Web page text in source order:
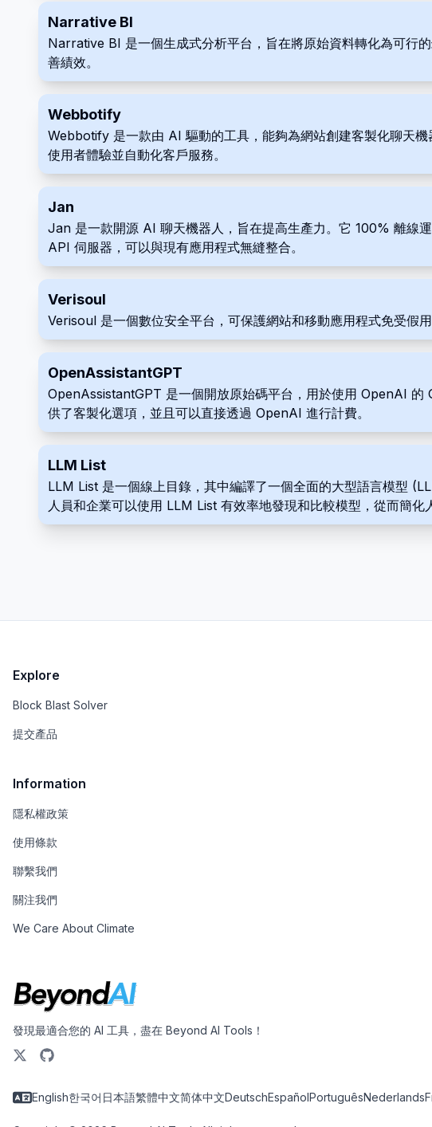
Narrative BI
Narrative BI 是一個生成式分析平台，旨在將原始資料轉化為可行
善績效。
Webbotify
Webbotify 是一款由 AI 驅動的工具，能夠為網站創建客製化聊天
使用者體驗並自動化客戶服務。
Jan
Jan 是一款開源 AI 聊天機器人，旨在提高生產力。它 100% 離線
API 伺服器，可以與現有應用程式無縫整合。
Verisoul
Verisoul 是一個數位安全平台，可保護網站和移動應用程式免受假
OpenAssistantGPT
OpenAssistantGPT 是一個開放原始碼平台，用於使用 OpenAI
供了客製化選項，並且可以直接透過 OpenAI 進行計費。
LLM List
LLM List 是一個線上目錄，其中編譯了一個全面的大型語言模型
人員和企業可以使用 LLM List 有效率地發現和比較模型，從而簡化
Explore
Block Blast Solver
提交產品
Information
隱私權政策
使用條款
聯繫我們
關注我們
We Care About Climate
發現最適合您的 AI 工具，盡在 Beyond AI Tools！
English한국어 日本語繁體中文简体中文DeutschEspañolPortuguêsNederlands